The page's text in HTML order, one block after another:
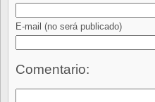
E-mail (no será publicado)
Comentario: